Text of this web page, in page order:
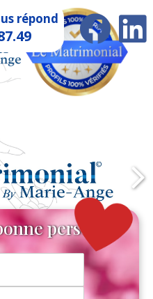
répond
personne